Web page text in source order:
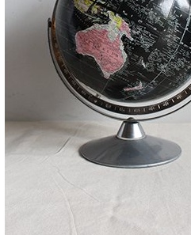
Tin Panel
ティンパネル
Other
その他
お知らせ
会社概要
プライバシーポリシー
特定商取引法に基づく表記